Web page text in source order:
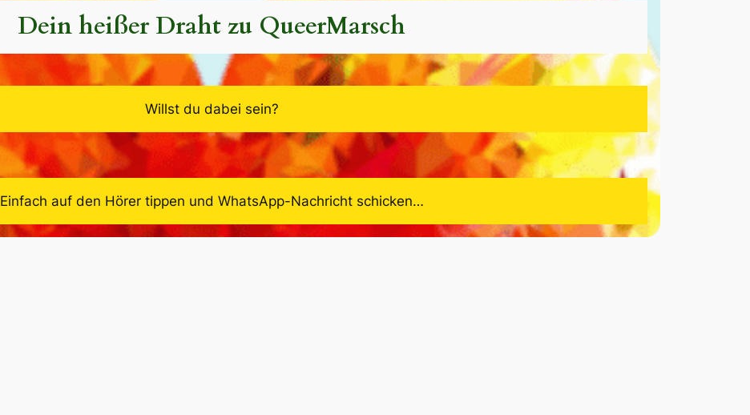
Dein heißer Draht zu QueerMarsch
Willst du dabei sein?
Einfach auf den Hörer tippen und WhatsApp-Nachricht schicken…